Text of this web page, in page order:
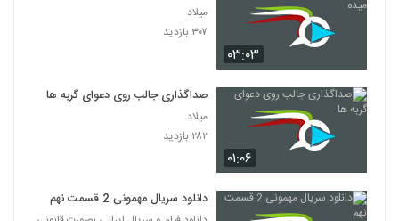
۰۳:۰۳
میلاد
۳۰۷ بازدید
۰۱:۰۶
صداگذاری جالب روی دعوای گربه ها
میلاد
۲۸۲ بازدید
دانلود سریال مهمونی 2 قسمت نهم